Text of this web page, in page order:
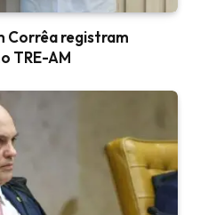
Corrêa registram
TRE-AM